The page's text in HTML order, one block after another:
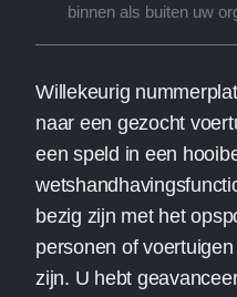
binnen als buiten uw
Willekeurig
naar een gezocht
een speld in een
bezig zijn met het
personen of
zijn. U hebt